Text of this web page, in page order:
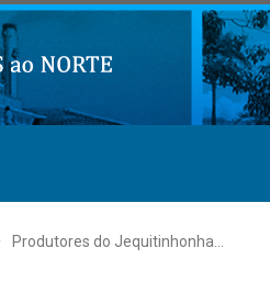
Produtores do Jequitinhonha…